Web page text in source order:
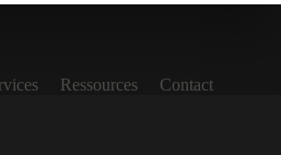
Ressources
Contact